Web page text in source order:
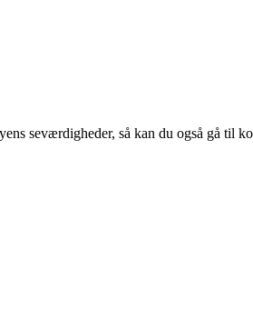
seværdigheder, så kan du også gå til